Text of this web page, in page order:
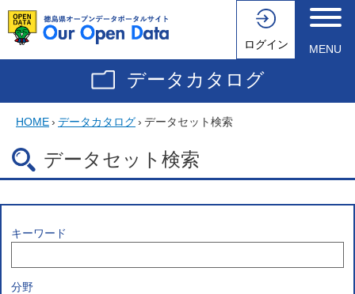
ログイン MENU
データカタログ
HOME› データカタログ› データセット検索
データセット検索
キーワード
分野